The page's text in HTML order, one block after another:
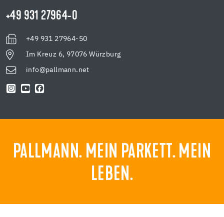
+49 931 27964-0
+49 931 27964-50
Im Kreuz 6, 97076 Würzburg
info@pallmann.net
PALLMANN. MEIN PARKETT. MEIN
LEBEN.